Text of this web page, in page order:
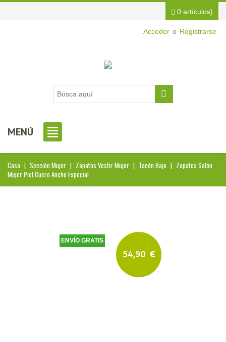
Acceder o Registrarse
0 artículos)
MENÚ
Casa | Sección Mujer | Zapatos Vestir Mujer | Tacón Bajo | Zapatos Salón
Mujer Piel Cuero Ancho Especial
54,90 €
ENVÍO GRATIS